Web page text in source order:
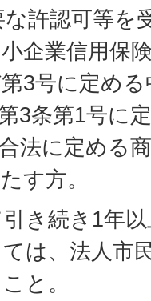
許認可等を
企業信用保
3号に定め
3条第1号に
法に定める
す方。
き続き1年
ては、法人市
と。